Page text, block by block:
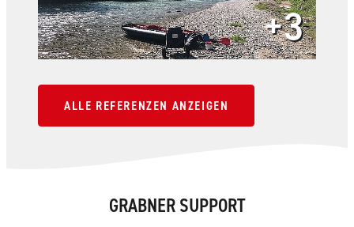
+3
ALLE REFERENZEN ANZEIGEN
GRABNER SUPPORT